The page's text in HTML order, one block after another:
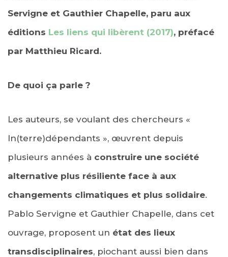
Servigne et Gauthier Chapelle, paru aux
éditions Les liens qui libèrent (2017), préfacé
par Matthieu Ricard.
De quoi ça parle ?
Les auteurs, se voulant des chercheurs «
In(terre)dépendants », œuvrent depuis
plusieurs années à construire une société
alternative plus résiliente face à aux
changements climatiques et plus solidaire.
Pablo Servigne et Gauthier Chapelle, dans cet
ouvrage, proposent un état des lieux
transdisciplinaires, piochant aussi bien dans